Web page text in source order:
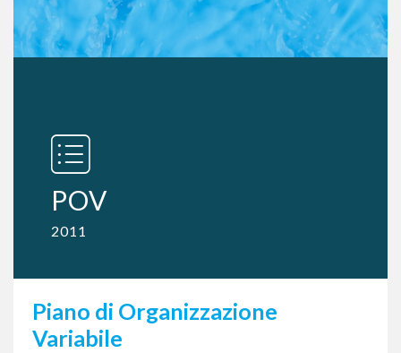
POV
2011
Piano di Organizzazione
Variabile